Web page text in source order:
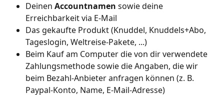
Deinen Accountnamen sowie deine
Erreichbarkeit via E-Mail
Das gekaufte Produkt (Knuddel, Knuddels+Abo,
Tageslogin, Weltreise-Pakete, ...)
Beim Kauf am Computer die von dir verwendete
Zahlungsmethode sowie die Angaben, die wir
beim Bezahl-Anbieter anfragen können (z. B.
Paypal-Konto, Name, E-Mail-Adresse)